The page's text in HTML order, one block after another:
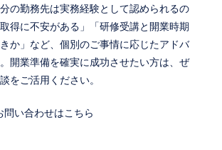
の勤務先は実務経験として認められるの
得に不安がある」「研修受講と開業時期
か」など、個別のご事情に応じたアドバ
開業準備を確実に成功させたい方は、ぜ
をご活用ください。
問い合わせはこちら